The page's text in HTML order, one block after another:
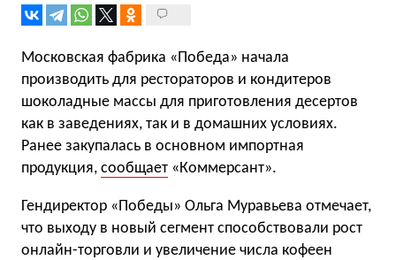
Московская фабрика «Победа» начала
производить для рестораторов и кондитеров
шоколадные массы для приготовления десертов
как в заведениях, так и в домашних условиях.
Ранее закупалась в основном импортная
продукция, сообщает «Коммерсант».
Гендиректор «Победы» Ольга Муравьева отмечает,
что выходу в новый сегмент способствовали рост
онлайн-торговли и увеличение числа кофеен